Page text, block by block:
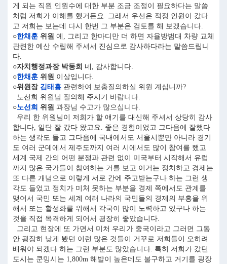
게 되는 직원 인원수에 대한 부분 조금 조정이 필요하다는 말씀
처럼 저희가 이해를 했거든요. 그래서 우선은 적정 인원이 갔다
고 저희는 보는데 다시 한번 그 부분은 검토를 해 보겠습니다.
○한채훈 위원 예, 그리고 한마디만 더 하면 자율방범대 차량 교체
관련한 예산 수립해 주셔서 진심으로 감사하다라는 말씀드립니
다.
○자치행정과장 박동희 네, 감사합니다.
○한채훈 위원 이상입니다.
○위원장 김태흥 관련하여 보충질의하실 위원 계십니까?
노선희 위원님 질의해 주시기 바랍니다.
○노선희 위원 과장님 수고가 많으십니다.
우리 한 위원님이 저희가 할 얘기를 대신해 주셔서 상당히 감사
합니다, 일단 잘 갔다 왔고요. 좋은 경험이었고 그다음에 잘했다
하는 생각도 들고 그다음에 국내에서도 서울시뿐만 아니라 경기
도 여러 군데에서 제주도까지 여러 시에서도 많이 참여를 했고
세계 국제 간의 어떤 분쟁과 관련 없이 미국부터 시작해서 유럽
까지 많은 국가들이 참여하는 거를 보고 이거는 정치하고 경제는
또 다른 개념으로 이렇게 서로 간에 주고받는구나 하는 그런 생
각도 들었고 정치가 미처 못하는 부분을 경제 쪽에서도 관계를
맺어서 국민 또는 세계 여러 나라의 국민들의 경제의 부흥을 위
해서 또는 활성화를 위해서 각국이 많이 노력하고 있구나 하는
것을 직접 목격하게 되어서 굉장히 좋았습니다.
그리고 현장에 또 가면서 미처 우리가 중국이라고 그러면 그동
안 굉장히 낮게 봤던 이런 많은 것들이 거꾸로 저희들이 오히려
배워야 되겠다 하는 그런 부분도 많았습니다. 특히 저희가 갔던
도시는 쿤밍시는 1,800m 해발이 높은데도 불구하고 거기를 굉장